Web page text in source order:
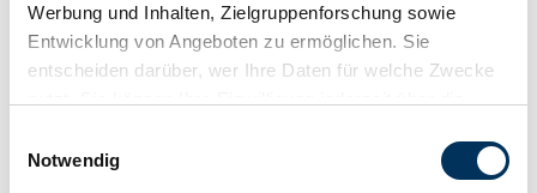
Werbung und Inhalten, Zielgruppenforschung sowie
Entwicklung von Angeboten zu ermöglichen. Sie
entscheiden darüber, wer Ihre Daten für welche Zwecke
Trigger Symbol ändern oder widerrufen
Notwendig
Privat
Karosserieform
Cabriolet (Roadster)
71 000 mi
71 / 96